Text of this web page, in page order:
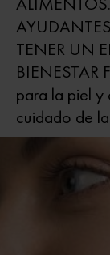
TENER UN
BIENESTAR
para la piel y
cuidado de